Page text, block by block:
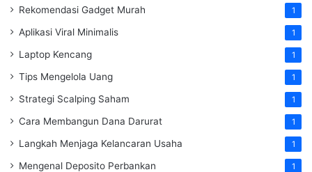
Rekomendasi Gadget Murah 1
Aplikasi Viral Minimalis 1
Laptop Kencang 1
Tips Mengelola Uang 1
Strategi Scalping Saham 1
Cara Membangun Dana Darurat 1
Langkah Menjaga Kelancaran Usaha 1
Mengenal Deposito Perbankan 1